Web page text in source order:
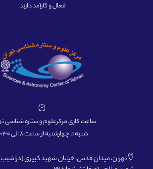
فعال و کارآمد دارند.
ساعت کاری مرکزعلوم و ستاره شناسی
شنبه تا چهارشنبه از ساعت 8 الی 16:30
تهران، میدان قدس، خیابان شهید کبیری